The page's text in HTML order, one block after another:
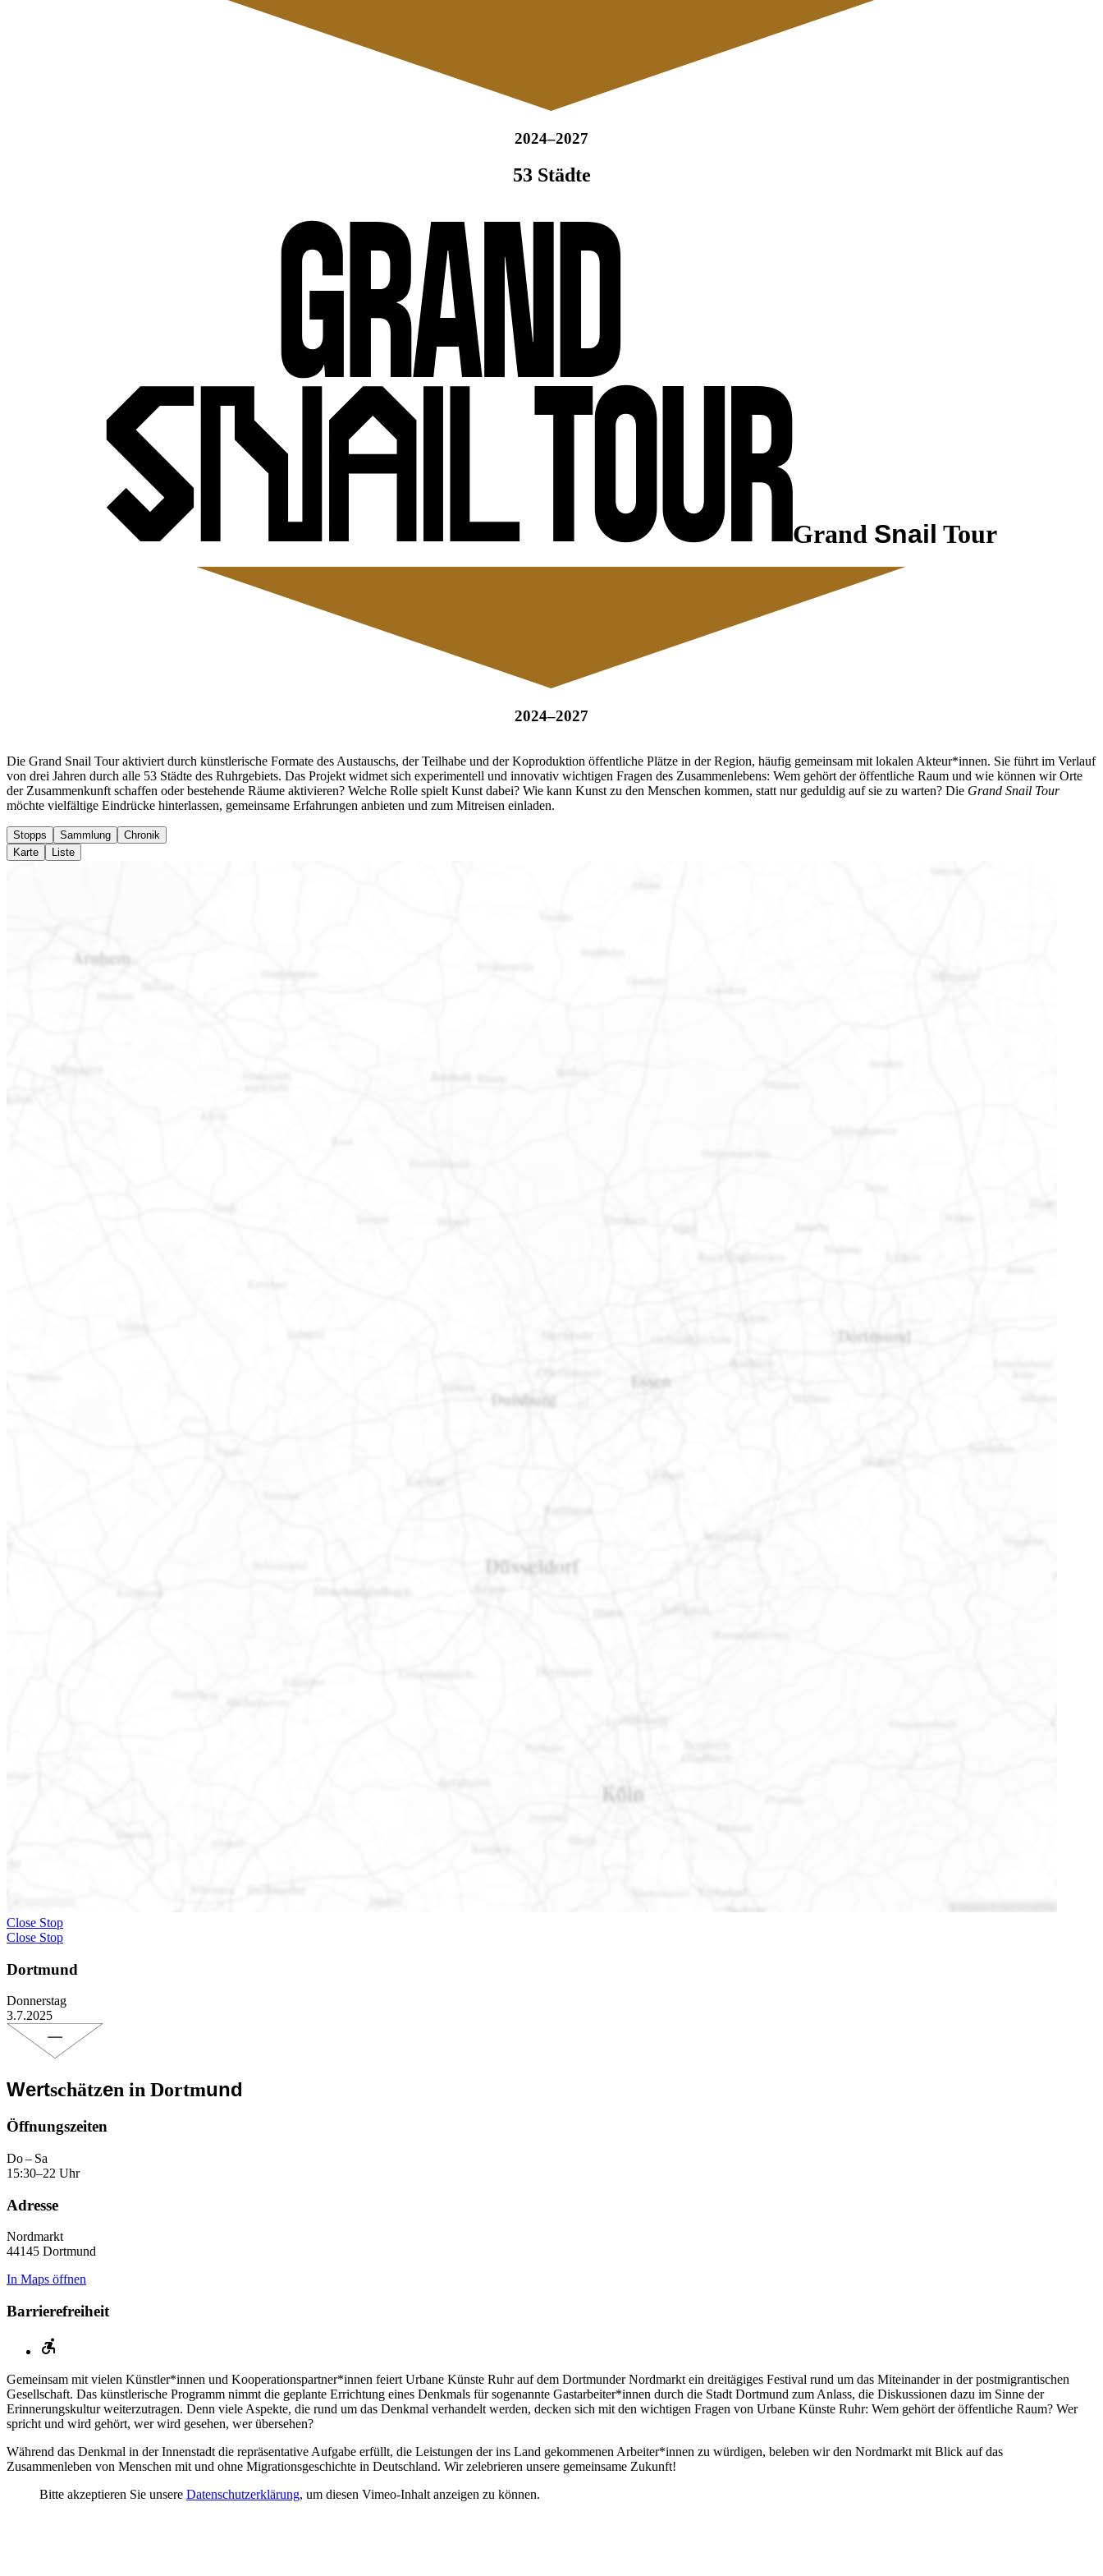
2024–2027
53 Städte
Grand Snail Tour
2024–2027
Die Grand Snail Tour aktiviert durch künstlerische Formate des Austauschs, der Teilhabe und der Koproduktion öffentliche Plätze in der Region, häufig gemeinsam mit lokalen Akteur*innen. Sie führt im Verlauf
von drei Jahren durch alle 53 Städte des Ruhrgebiets. Das Projekt widmet sich experimentell und innovativ wichtigen Fragen des Zusammenlebens: Wem gehört der öffentliche Raum und wie können wir Orte
der Zusammenkunft schaffen oder bestehende Räume aktivieren? Welche Rolle spielt Kunst dabei? Wie kann Kunst zu den Menschen kommen, statt nur geduldig auf sie zu warten? Die Grand Snail Tour
möchte vielfältige Eindrücke hinterlassen, gemeinsame Erfahrungen anbieten und zum Mitreisen einladen.
Stopps Sammlung
Chronik
Karte
Liste
Close Stop
Close Stop
Dortmund
Donnerstag
3.7.2025
Wertschätzen in Dortmund
Öffnungs­zeiten
Do – Sa
15:30–22 Uhr
Adresse
Nordmarkt
44145 Dortmund
In Maps öffnen
Barrierefreiheit
Gemeinsam mit vielen Künstler*innen und Kooperationspartner*innen feiert Urbane Künste Ruhr auf dem Dortmunder Nordmarkt ein dreitägiges Festival rund um das Miteinander in der postmigrantischen
Gesellschaft. Das künstlerische Programm nimmt die geplante Errichtung eines Denkmals für sogenannte Gastarbeiter*innen durch die Stadt Dortmund zum Anlass, die Diskussionen dazu im Sinne der
Erinnerungskultur weiterzutragen. Denn viele Aspekte, die rund um das Denkmal verhandelt werden, decken sich mit den wichtigen Fragen von Urbane Künste Ruhr: Wem gehört der öffentliche Raum? Wer
spricht und wird gehört, wer wird gesehen, wer übersehen?
Während das Denkmal in der Innenstadt die repräsentative Aufgabe erfüllt, die Leistungen der ins Land gekommenen Arbeiter*innen zu würdigen, beleben wir den Nordmarkt mit Blick auf das
Zusammenleben von Menschen mit und ohne Migrationsgeschichte in Deutschland. Wir zelebrieren unsere gemeinsame Zukunft!
Bitte akzeptieren Sie unsere Datenschutzerklärung, um diesen Vimeo-Inhalt anzeigen zu können.